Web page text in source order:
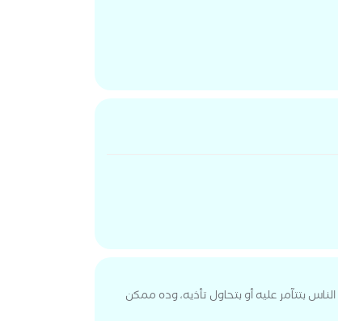
بتتآمر عليه أو بتحاول تأذيه، وده ممكن